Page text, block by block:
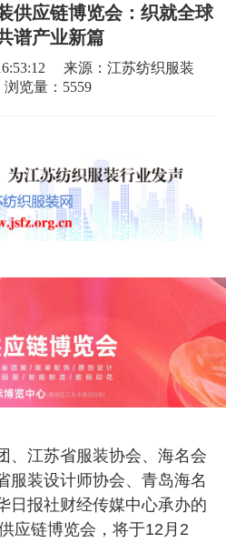
供应链博览会：织就全球
谱产业新篇
来源：江苏纺织服装
量：5559
、江苏省服装协会、海名会
服装设计师协会、青岛海名
日报社财经传媒中心承办的
应链博览会，将于12月2